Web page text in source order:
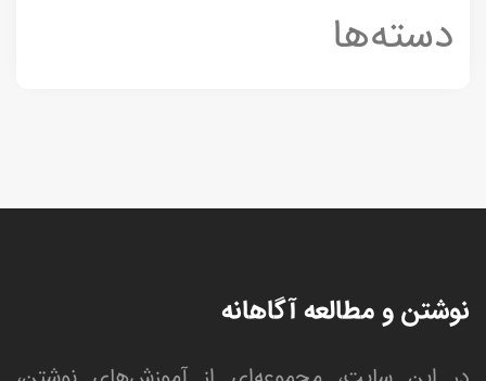
دسته‌ها
نوشتن و مطالعه آگاهانه